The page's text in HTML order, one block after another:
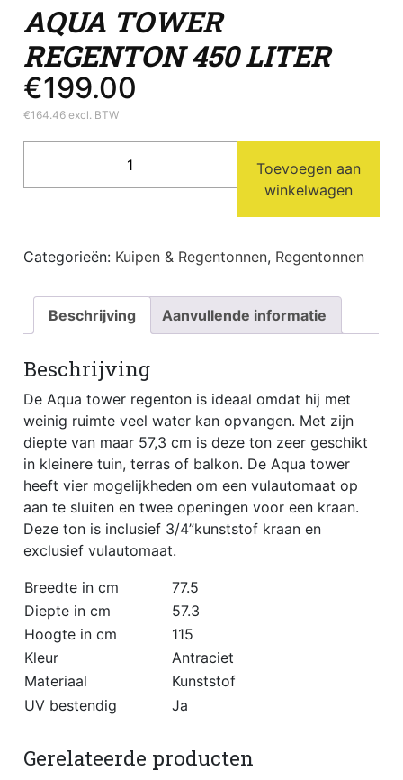
AQUA TOWER
REGENTON 450 LITER
€199.00
€164.46 excl. BTW
regenton
aantal
Toevoegen aan
winkelwagen
Categorieën: Kuipen & Regentonnen, Regentonnen
Beschrijving Aanvullende informatie
Beschrijving
De Aqua tower regenton is ideaal omdat hij met
weinig ruimte veel water kan opvangen. Met zijn
diepte van maar 57,3 cm is deze ton zeer geschikt
in kleinere tuin, terras of balkon. De Aqua tower
heeft vier mogelijkheden om een vulautomaat op
aan te sluiten en twee openingen voor een kraan.
Deze ton is inclusief 3/4”kunststof kraan en
exclusief vulautomaat.
Breedte in cm
77.5
Diepte in cm
57.3
Hoogte in cm
115
Kleur
Antraciet
Materiaal
Kunststof
UV bestendig
Ja
Gerelateerde producten